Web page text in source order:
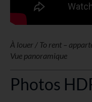
À louer / To rent –
Vue panoramique
Photos